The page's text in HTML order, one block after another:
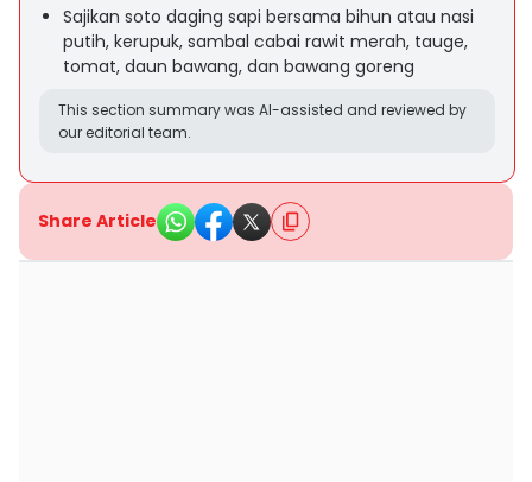
Sajikan soto daging sapi bersama bihun atau nasi
putih, kerupuk, sambal cabai rawit merah, tauge,
tomat, daun bawang, dan bawang goreng
This section summary was AI-assisted and reviewed by
our editorial team.
Share Article